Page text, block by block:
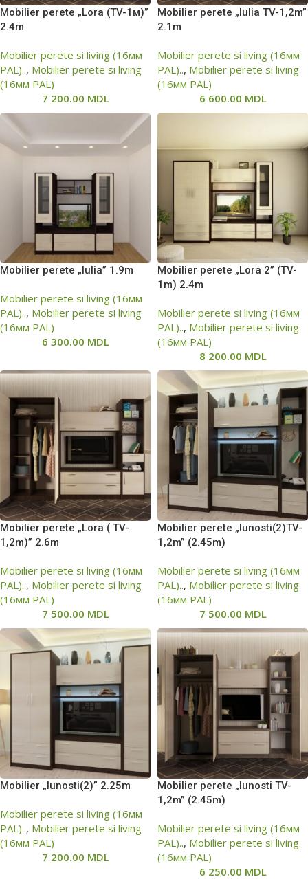
Mobilier perete „Lora (ТV-1м)”
2.4m
Mobilier perete si living (16мм
PAL).., Mobilier perete si living
(16мм PAL)
7 200.00 MDL
Mobilier perete „Iulia ТV-1,2m”
2.1m
Mobilier perete si living (16мм
PAL).., Mobilier perete si living
(16мм PAL)
6 600.00 MDL
Mobilier perete „Iulia” 1.9m
Mobilier perete si living (16мм
PAL).., Mobilier perete si living
(16мм PAL)
6 300.00 MDL
Mobilier perete „Lora 2” (TV-
1m) 2.4m
Mobilier perete si living (16мм
PAL).., Mobilier perete si living
(16мм PAL)
8 200.00 MDL
Mobilier perete „Lora ( ТV-
1,2m)” 2.6m
Mobilier perete si living (16мм
PAL).., Mobilier perete si living
(16мм PAL)
7 500.00 MDL
Mobilier perete „Iunosti(2)TV-
1,2m” (2.45m)
Mobilier perete si living (16мм
PAL).., Mobilier perete si living
(16мм PAL)
7 500.00 MDL
Mobilier „Iunosti(2)” 2.25m
Mobilier perete si living (16мм
PAL).., Mobilier perete si living
(16мм PAL)
7 200.00 MDL
Mobilier perete „Iunosti ТV-
1,2m” (2.45m)
Mobilier perete si living (16мм
PAL).., Mobilier perete si living
(16мм PAL)
6 250.00 MDL